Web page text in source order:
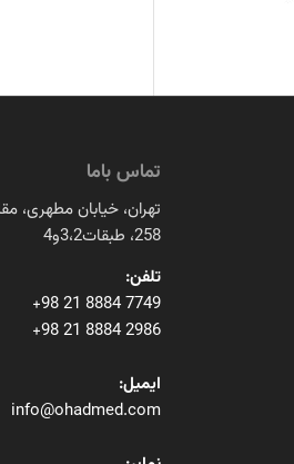
تماس باما
تهران، خیابان مطهری،
258، طبقات3،2و4
تلفن:
+98 21 8884 7749
+98 21 8884 2986
ایمیل:
info@ohadmed.com